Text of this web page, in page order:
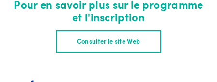
Pour en savoir plus sur le programme
et l'inscription
Consulter le site Web